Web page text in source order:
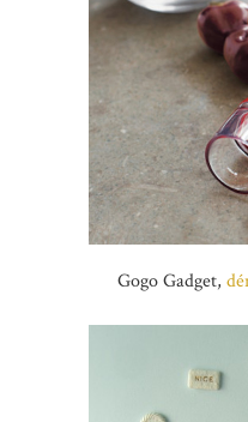
Gogo Gadget,